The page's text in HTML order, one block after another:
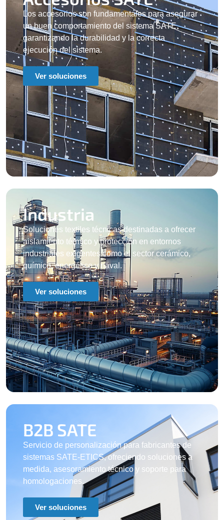
Los accesorios son fundamentales para asegurar
un buen comportamiento del sistema SATE,
garantizando la durabilidad y la correcta
ejecución del sistema.
Ver soluciones
Industria
Soluciones textiles técnicas destinadas a ofrecer
aislamiento térmico y protección en entornos
industriales exigentes como el sector cerámico,
químico, energético y naval.
Ver soluciones
B2B SATE​
Servicio de personalización para fabricantes de
sistemas SATE-ETICS, ofreciendo soluciones a
medida, asesoramiento técnico y soporte para
homologaciones.
Ver soluciones